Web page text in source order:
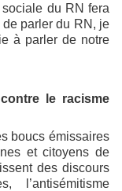
sociale du RN fera
parler du RN, je
à parler de notre
le racisme
boucs émissaires
et citoyens de
des discours
l’antisémitisme